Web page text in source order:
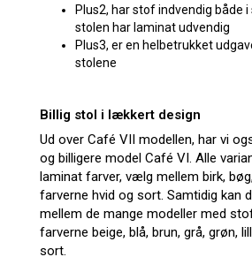
Plus2, har stof indvendig både
stolen har laminat udvendig
Plus3, er en helbetrukket
stolene
Billig stol i lækkert design
Ud over Café VII modellen, har vi
og billigere model Café VI. Alle
laminat farver, vælg mellem birk,
farverne hvid og sort. Samtidig kan
mellem de mange modeller med
farverne beige, blå, brun, grå, grøn,
sort.